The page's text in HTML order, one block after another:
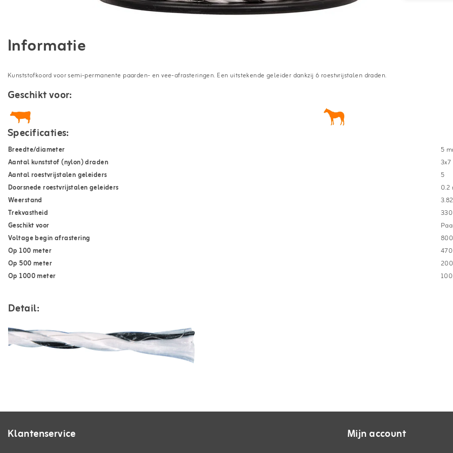
Informatie
Kunststofkoord voor semi-permanente paarden- en vee-afrasteringen. Een uitstekende geleider dankzij 6 roestvrijstalen draden.
Geschikt voor:
Specificaties:
Breedte/diameter
5
Aantal kunststof (nylon) draden
Aantal roestvrijstalen geleiders
5
Doorsnede roestvrijstalen geleiders
0.2
Weerstand
Trekvastheid
Geschikt voor
Voltage begin afrastering
Op 100 meter
Op 500 meter
Op 1000 meter
Detail:
Klantenservice Mijn account